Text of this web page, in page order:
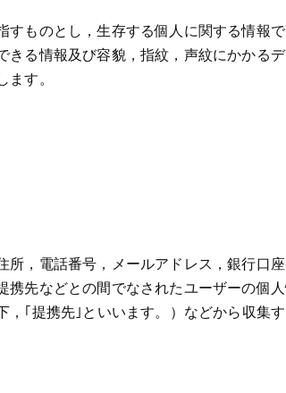
ものとし，生存する個人に関する情報
る情報及び容貌，指紋，声紋にかかる
す。
，電話番号，メールアドレス，銀行口
先などとの間でなされたユーザーの個
｢提携先｣といいます。）などから収集す